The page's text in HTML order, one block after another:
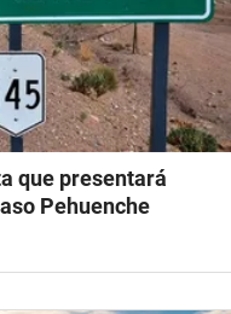
que presentará
Pehuenche